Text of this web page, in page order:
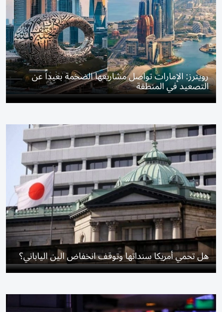
رويترز: الإمارات تواصل مشاريعها الضخمة بعيداً عن
التصعيد في المنطقة
هل تحمي أمريكا سنداتها وتوقف انخفاض الين الياباني؟